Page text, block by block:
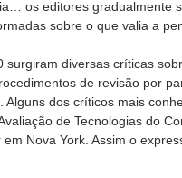
os editores gradualmente
sobre o que valia a
surgiram diversas críticas
de revisão por
dos críticos mais
de Tecnologias do
Nova York. Assim o